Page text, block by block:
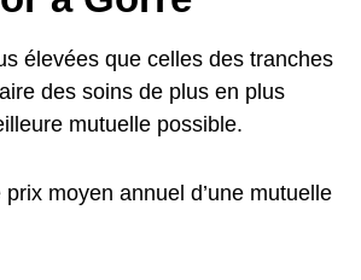
élevées que celles des tranches
des soins de plus en plus
mutuelle possible.
moyen annuel d’une mutuelle